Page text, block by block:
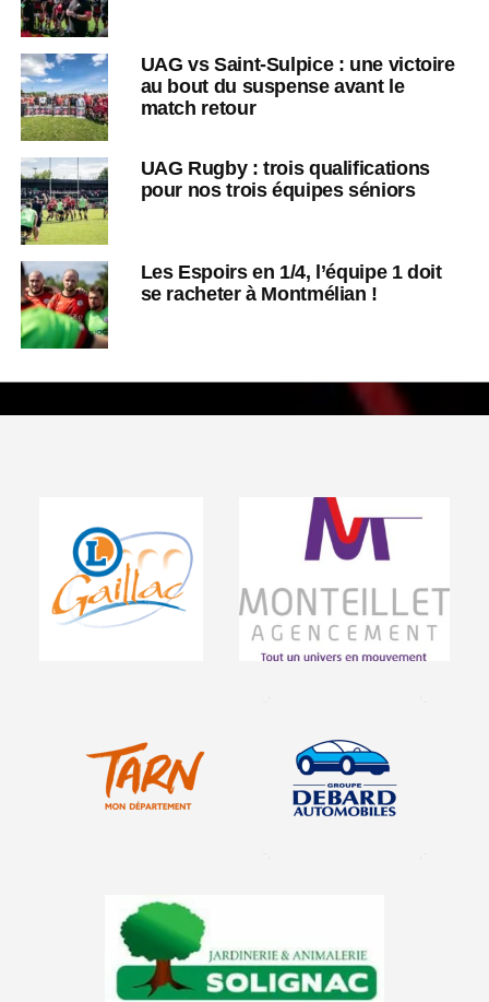
UAG vs Saint-Sulpice : une victoire
au bout du suspense avant le
match retour
UAG Rugby : trois qualifications
pour nos trois équipes séniors
Les Espoirs en 1/4, l’équipe 1 doit
se racheter à Montmélian !